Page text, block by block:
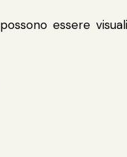
essere